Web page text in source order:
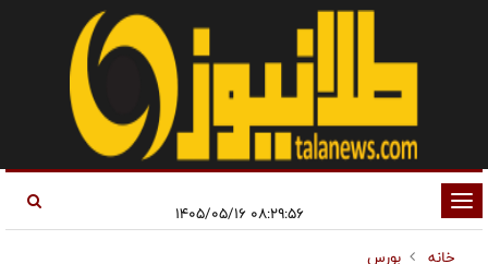
تغییر
وضعیت
۰۸:۲۹:۵۶ ۱۴۰۵/۰۵/۱۶
خانه
بورس